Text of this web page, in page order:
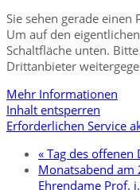
Sie sehen gerade einen
Um auf den
Schaltfläche unten.
Drittanbieter
Mehr Informationen
Inhalt entsperren
Erforderlichen Service
« Tag des
Monatsabend am
Ehrendame Prof.